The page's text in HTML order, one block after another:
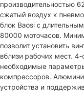
производительностью
сжатый воздух к
блок Baosi c
80000 моточасов.
позволит установить
вблизи рабочих мест.
необходимые
компрессоров.
устройства и